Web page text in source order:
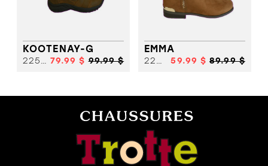
KOOTENAY-G
22578 79.99 $ 99.99 $
EMMA
22597 59.99 $ 89.99 $